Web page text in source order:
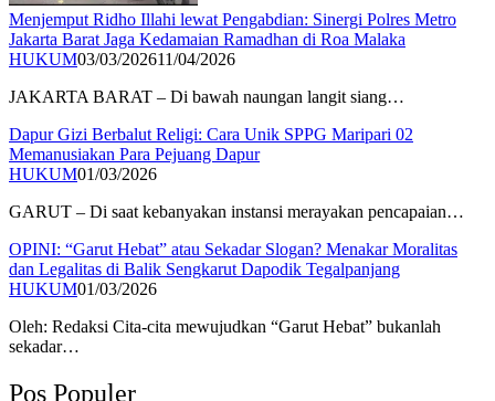
Menjemput Ridho Illahi lewat Pengabdian: Sinergi Polres Metro
Jakarta Barat Jaga Kedamaian Ramadhan di Roa Malaka
HUKUM03/03/202611/04/2026
JAKARTA BARAT – Di bawah naungan langit siang…
Dapur Gizi Berbalut Religi: Cara Unik SPPG Maripari 02
Memanusiakan Para Pejuang Dapur
HUKUM01/03/2026
GARUT – Di saat kebanyakan instansi merayakan pencapaian…
OPINI: “Garut Hebat” atau Sekadar Slogan? Menakar Moralitas
dan Legalitas di Balik Sengkarut Dapodik Tegalpanjang
HUKUM01/03/2026
Oleh: Redaksi ​Cita-cita mewujudkan “Garut Hebat” bukanlah
sekadar…
Pos Populer